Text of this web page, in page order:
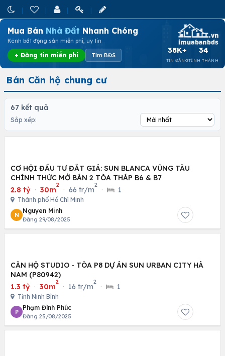
Mua Bán Nhà Đất Nhanh Chóng
Kênh bất động sản miễn phí, uy tín
+ Đăng tin miễn phí Tìm BĐS
38K+
TIN ĐĂNG
34
TỈNH THÀNH
Bán Căn hộ chung cư
67 kết quả
Sắp xếp:
CƠ HỘI ĐẦU TƯ ĐẮT GIÁ: SUN BLANCA VŨNG TÀU
CHÍNH THỨC MỞ BÁN 2 TÒA THÁP B6 & B7
2.8 tỷ · 30m
2
· 66 tr/m
2
· 1
Thành phố Hồ Chí Minh
N
Nguyen Minh
Đăng 29/08/2025
CĂN HỘ STUDIO - TÒA P8 DỰ ÁN SUN URBAN CITY HÀ
NAM (P80942)
1.3 tỷ · 30m
2
· 16 tr/m
2
· 1
Tỉnh Ninh Bình
P
Phạm Đình Phúc
Đăng 25/08/2025